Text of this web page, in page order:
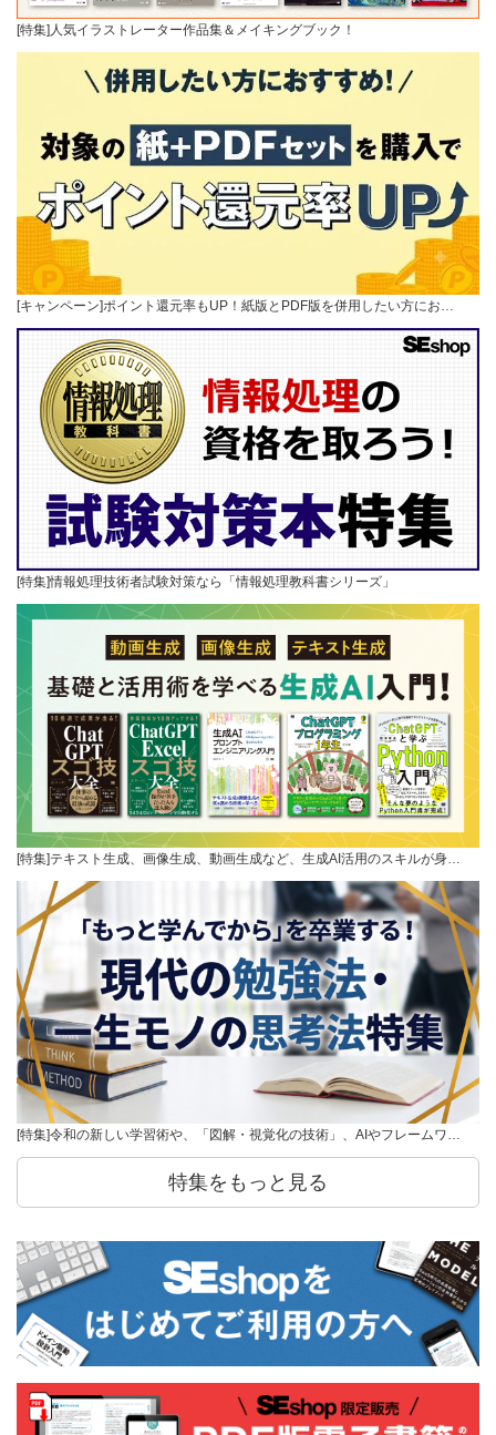
[特集]人気イラストレーター作品集＆メイキングブック！
[キャンペーン]ポイント還元率もUP！紙版とPDF版を併用したい方にお…
[特集]情報処理技術者試験対策なら「情報処理教科書シリーズ」
[特集]テキスト生成、画像生成、動画生成など、生成AI活用のスキルが身…
[特集]令和の新しい学習術や、「図解・視覚化の技術」、AIやフレームワ…
特集をもっと見る